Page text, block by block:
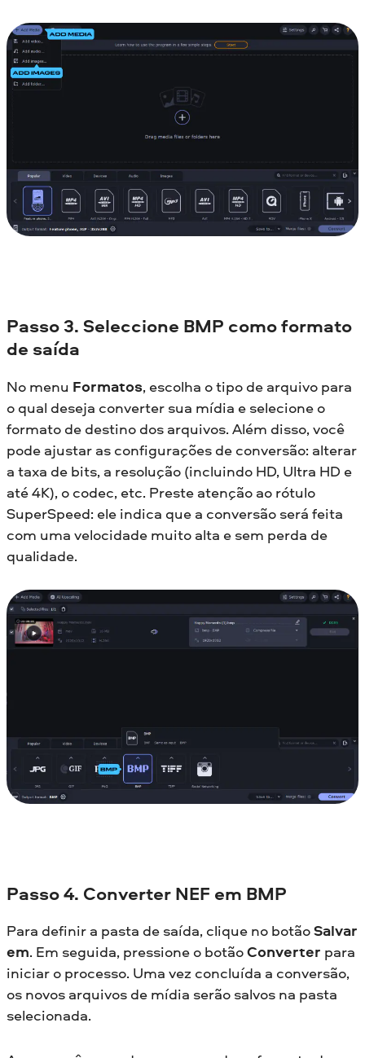
Passo 3. Seleccione BMP como formato
de saída
No menu Formatos, escolha o tipo de arquivo para
o qual deseja converter sua mídia e selecione o
formato de destino dos arquivos. Além disso, você
pode ajustar as configurações de conversão: alterar
a taxa de bits, a resolução (incluindo HD, Ultra HD e
até 4K), o codec, etc. Preste atenção ao rótulo
SuperSpeed: ele indica que a conversão será feita
com uma velocidade muito alta e sem perda de
qualidade.
Passo 4. Converter NEF em BMP
Para definir a pasta de saída, clique no botãoSalvar
em. Em seguida, pressione o botãoConverter para
iniciar o processo. Uma vez concluída a conversão,
os novos arquivos de mídia serão salvos na pasta
selecionada.